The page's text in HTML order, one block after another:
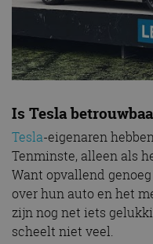
Is Tesla
Tesla-eigenaren
Tenminste, alleen als
Want opvallend
over hun auto en het
zijn nog net iets
scheelt niet veel.